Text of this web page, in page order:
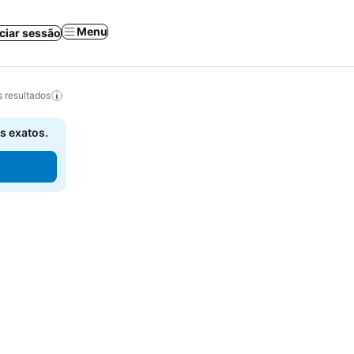
sessão Menu
resultados
exatos.